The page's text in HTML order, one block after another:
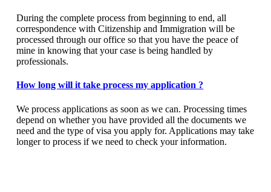
During the complete process from beginning to end, all
correspondence with Citizenship and Immigration will be
processed through our office so that you have the peace of
mine in knowing that your case is being handled by
professionals.
How long will it take process my application ?
We process applications as soon as we can. Processing times
depend on whether you have provided all the documents we
need and the type of visa you apply for. Applications may take
longer to process if we need to check your information.